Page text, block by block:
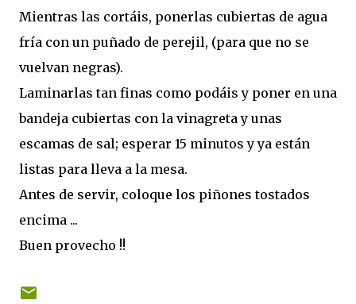
Mientras las cortáis, ponerlas cubiertas de agua
fría con un puñado de perejil, (para que no se
vuelvan negras).
Laminarlas tan finas como podáis y poner en una
bandeja cubiertas con la vinagreta y unas
escamas de sal; esperar 15 minutos y ya están
listas para lleva a la mesa.
Antes de servir, coloque los piñones tostados
encima ...
Buen provecho !!